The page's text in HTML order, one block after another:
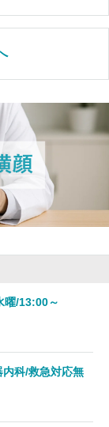
曜/13:00～
科/救急対応無